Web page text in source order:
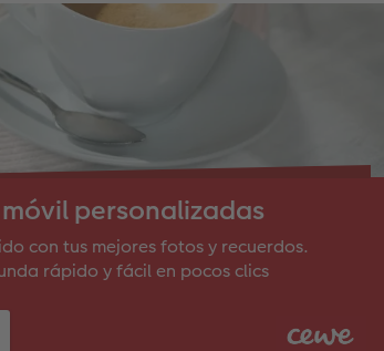
personalizadas
con tus mejores fotos y recuerdos.
rápido y fácil en pocos clics